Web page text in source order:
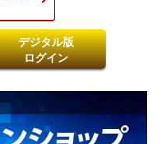
デジタル版
ログイン